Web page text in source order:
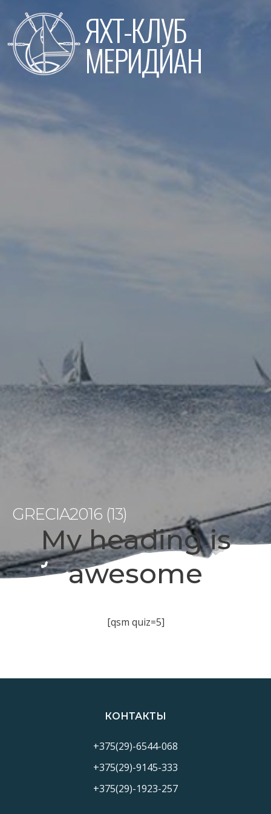
к
содержимому
ЯХТ-КЛУБ
МЕРИДИАН
GRECIA2016 (13)
My heading is
awesome
[qsm quiz=5]
КОНТАКТЫ
+375(29)-6544-068
+375(29)-9145-333
+375(29)-1923-257